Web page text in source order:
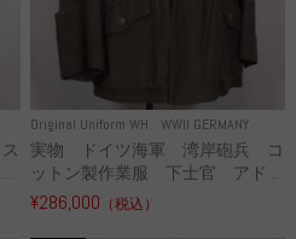
Original Uniform WH WWII GERMANY
実物 ドイツ海軍 湾岸砲兵 コ
ットン製作業服 下士官 アド...
¥286,000 （税込）